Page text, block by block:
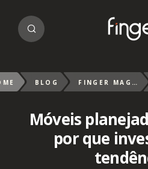
BLOG FINGER MAGAZIN
Móveis
por que